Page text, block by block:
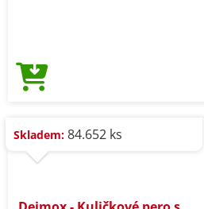
Skladem: 84.652 ks